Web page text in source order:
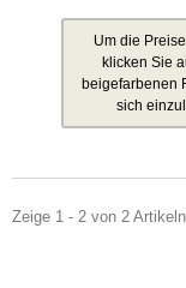
Um die
klicken Sie
beigefarbenen
sich
Zeige 1 - 2 von 2 Artikeln